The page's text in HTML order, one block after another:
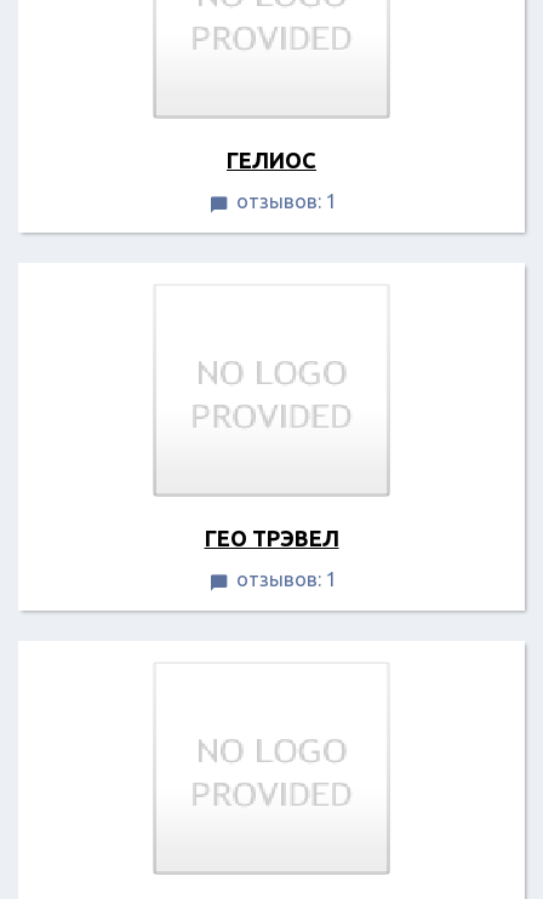
ГЕЛИОС
 отзывов: 1
ГЕО ТРЭВЕЛ
 отзывов: 1